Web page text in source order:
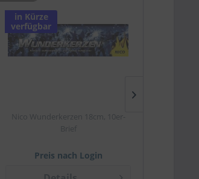
in Kürze
verfügbar
Nico Wunderkerzen 18cm, 10er-
Brief
Preis nach Login